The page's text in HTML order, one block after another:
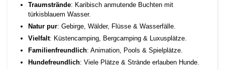
Traumstrände: Karibisch anmutende Buchten mit
türkisblauem Wasser.
Natur pur: Gebirge, Wälder, Flüsse & Wasserfälle.
Vielfalt: Küstencamping, Bergcamping & Luxusplätze.
Familienfreundlich: Animation, Pools & Spielplätze.
Hundefreundlich: Viele Plätze & Strände erlauben Hunde.